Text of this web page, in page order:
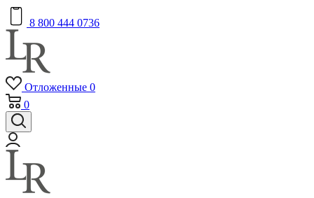
8 800 444 0736
Отложенные 0
0